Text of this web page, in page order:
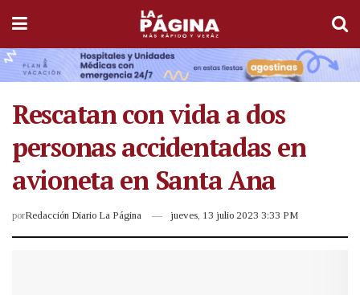
Rescatan con vida a dos
personas accidentadas en
avioneta en Santa Ana
porRedacción Diario La Página jueves, 13 julio 2023 3:33 PM